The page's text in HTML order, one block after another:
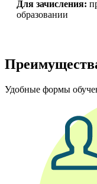
Для зачисления:
образовании
Удобные формы